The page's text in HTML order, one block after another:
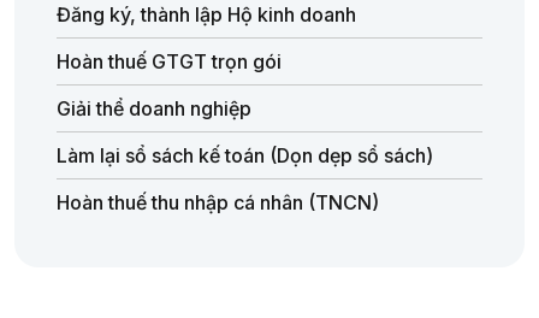
Đăng ký, thành lập Hộ kinh doanh
Hoàn thuế GTGT trọn gói
Giải thể doanh nghiệp
Làm lại sổ sách kế toán (Dọn dẹp sổ sách)
Hoàn thuế thu nhập cá nhân (TNCN)